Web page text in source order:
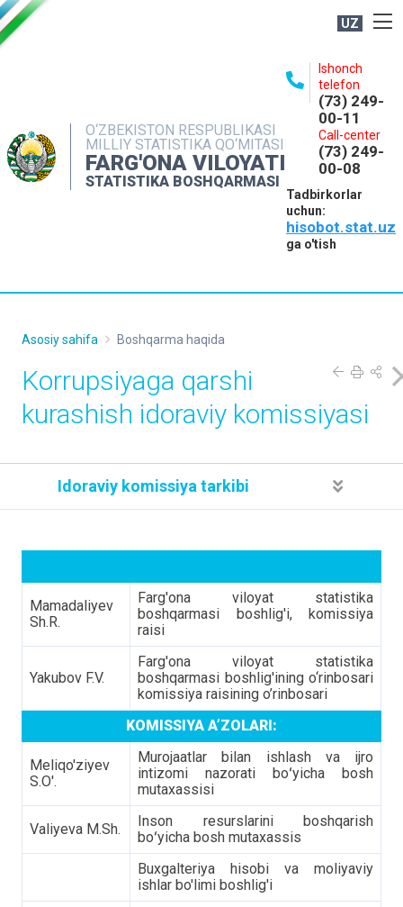
UZ
O‘ZBEKISTON RESPUBLIKASI
MILLIY STATISTIKA QO‘MITASI
FARG'ONA VILOYATI
STATISTIKA BOSHQARMASI
Ishonch
telefon
(73) 249-
00-11
Call-center
(73) 249-
00-08
Tadbirkorlar
uchun:
hisobot.stat.uz
ga o'tish
NASHRLAR
INTERAKTIV XIZMATLAR
MATBUOT XIZMATI
Asosiy sahifa Boshqarma haqida
Korrupsiyaga qarshi
kurashish idoraviy komissiyasi
Idoraviy komissiya tarkibi
Mamadaliyev
Sh.R.
Farg'ona viloyat statistika
boshqarmasi boshlig'i, komissiya
raisi
Yakubov F.V.
Farg'ona viloyat statistika
boshqarmasi boshlig'ining o‘rinbosari
komissiya raisining o’rinbosari
KOMISSIYA A’ZOLARI:
Meliqo'ziyev
S.O'.
Murojaatlar bilan ishlash va ijro
intizomi nazorati boʻyicha bosh
mutaxassisi
Valiyeva M.Sh.
Inson resurslarini boshqarish
boʻyicha bosh mutaxassis
Buxgalteriya hisobi va moliyaviy
ishlar bo'limi boshlig'i